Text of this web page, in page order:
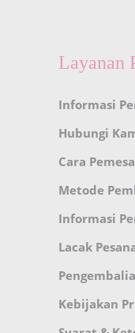
Layanan
Informasi
Hubungi
Cara
Metode
Informasi
Lacak
Kebijakan